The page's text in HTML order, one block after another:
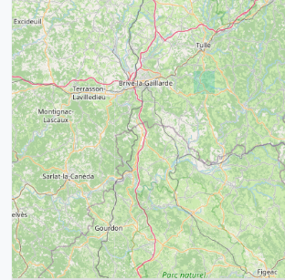
15
14
32
39
52 68
43